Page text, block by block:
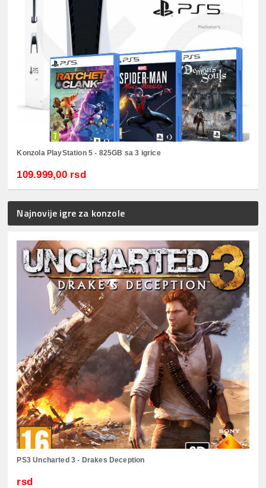
Konzola PlayStation 5 - 825GB sa 3 igrice
109.999,00 rsd
Najnovije igre za konzole
PS3 Uncharted 3 - Drakes Deception
rsd